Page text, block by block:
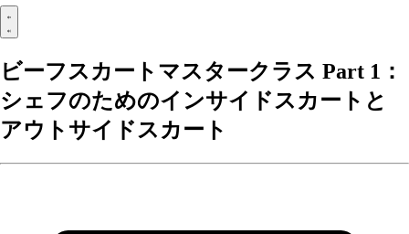
ビーフスカートマスタークラス Part 1：
シェフのためのインサイドスカートと
アウトサイドスカート